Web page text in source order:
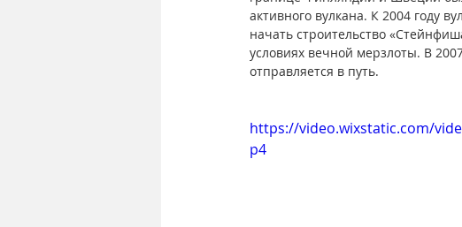
активного вулкана. К 2004 году
начать строительство
условиях вечной мерзлоты. В
отправляется в путь.
https://video.wixstatic.com/
p4